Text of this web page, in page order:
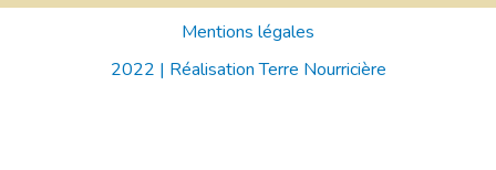
Mentions légales
2022 | Réalisation Terre Nourricière